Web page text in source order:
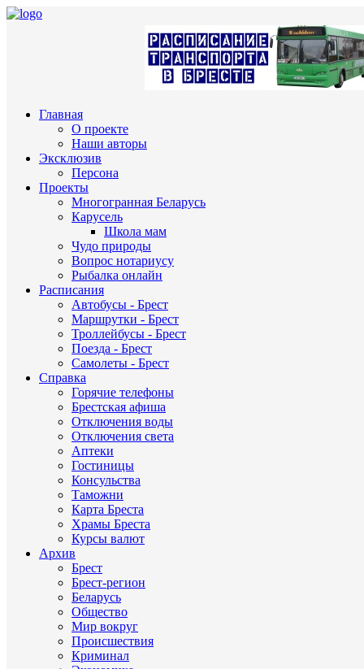
Главная
О проекте
Наши авторы
Эксклюзив
Персона
Проекты
Многогранная Беларусь
Карусель
Школа мам
Чудо природы
Вопрос нотариусу
Рыбалка онлайн
Расписания
Автобусы - Брест
Маршрутки - Брест
Троллейбусы - Брест
Поезда - Брест
Самолеты - Брест
Справка
Горячие телефоны
Брестская афиша
Отключения воды
Отключения света
Аптеки
Гостиницы
Консульства
Таможни
Карта Бреста
Храмы Бреста
Курсы валют
Архив
Брест
Брест-регион
Беларусь
Общество
Мир вокруг
Происшествия
Криминал